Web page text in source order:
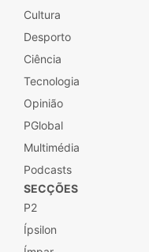
Cultura
Desporto
Ciência
Tecnologia
Opinião
PGlobal
Multimédia
Podcasts
SECÇÕES
P2
Ípsilon